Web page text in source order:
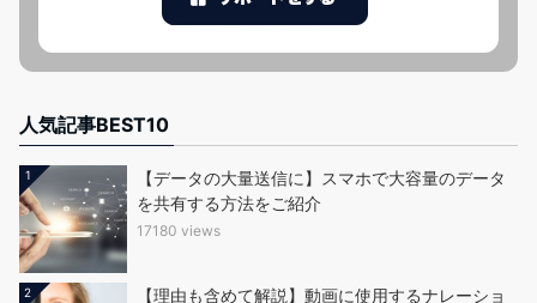
人気記事BEST10
1
【データの大量送信に】スマホで大容量のデータ
を共有する方法をご紹介
17180 views
2
【理由も含めて解説】動画に使用するナレーショ